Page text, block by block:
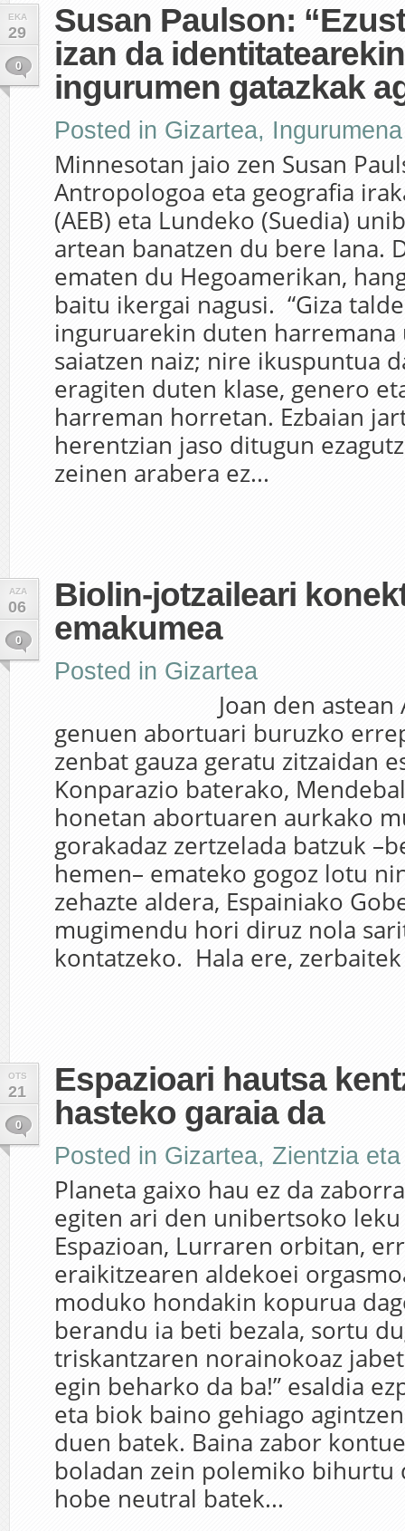
EKA
29
0
Susan Paulson:
izan da
ingurumen gatazkak
Posted in Gizartea, Ingurumena
Minnesotan jaio zen Susan
Antropologoa eta geografia
(AEB) eta Lundeko (Suedia)
artean banatzen du bere lana.
ematen du Hegoamerikan,
baitu ikergai nagusi. “Giza
inguruarekin duten harremana
saiatzen naiz; nire ikuspuntua
eragiten duten klase, genero
harreman horretan. Ezbaian
herentzian jaso ditugun
zeinen arabera ez...
AZA
06
0
Biolin-jotzaileari
emakumea
Posted in Gizartea
Joan den astean
genuen abortuari buruzko
zenbat gauza geratu zitzaidan
Konparazio baterako,
honetan abortuaren aurkako
gorakadaz zertzelada batzuk
hemen– emateko gogoz lotu
zehazte aldera, Espainiako
mugimendu hori diruz nola
kontatzeko. Hala ere,
OTS
21
0
Espazioari hautsa
hasteko garaia da
Posted in Gizartea, Zientzia
Planeta gaixo hau ez da
egiten ari den unibertsoko
Espazioan, Lurraren orbitan,
eraikitzearen aldekoei
moduko hondakin kopurua
berandu ia beti bezala, sortu
triskantzaren norainokoaz
egin beharko da ba!” esaldia
eta biok baino gehiago
duen batek. Baina zabor
boladan zein polemiko bihurtu
hobe neutral batek...